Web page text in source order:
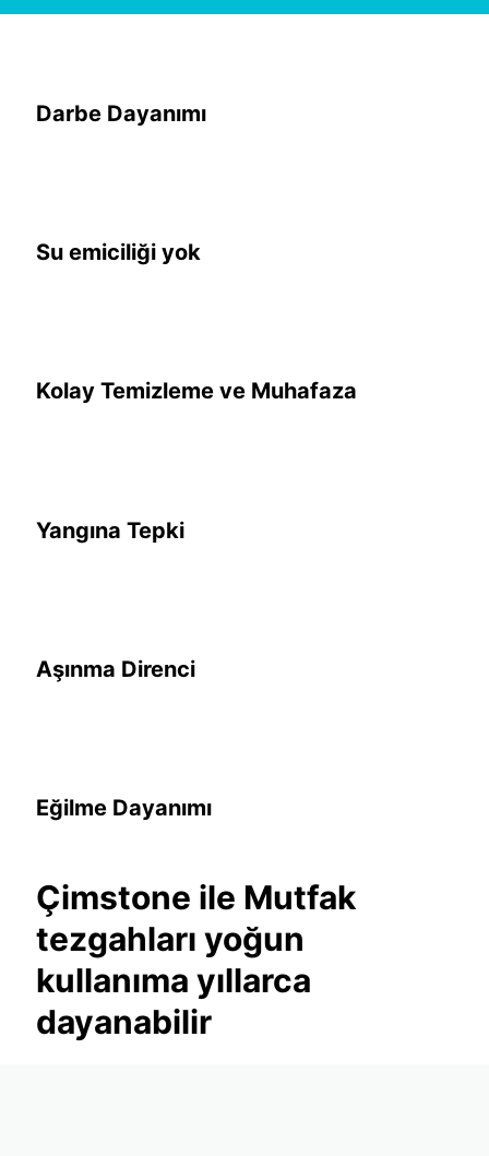
Darbe Dayanımı
Su emiciliği yok
Kolay Temizleme ve Muhafaza
Yangına Tepki
Aşınma Direnci
Eğilme Dayanımı
Çimstone ile Mutfak
tezgahları yoğun
kullanıma yıllarca
dayanabilir